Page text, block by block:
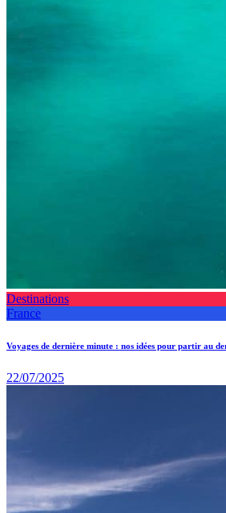
Destinations
France
Voyages de dernière minute : nos idées pour partir au
22/07/2025